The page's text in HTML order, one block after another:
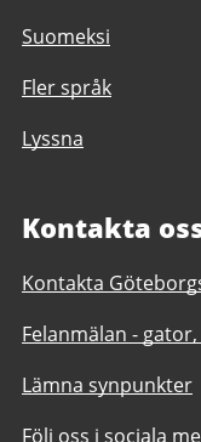
Suomeksi
Fler språk
Lyssna
Kontakta
Kontakta
Felanmälan -
Lämna synpunkter
Följ oss i sociala